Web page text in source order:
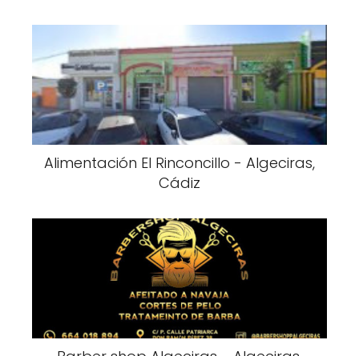
Alimentación El Rinconcillo - Algeciras,
Cádiz